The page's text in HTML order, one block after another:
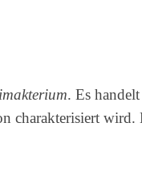
. Es
charakterisiert wird.